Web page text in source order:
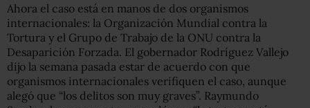
Ahora el caso está en manos de dos organismos
internacionales: la Organización Mundial contra la
Tortura y el Grupo de Trabajo de la ONU contra la
Desaparición Forzada. El gobernador Rodríguez Vallejo
dijo la semana pasada estar de acuerdo con que
organismos internacionales verifiquen el caso, aunque
alegó que “los delitos son muy graves”. Raymundo